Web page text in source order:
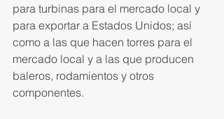
para turbinas para el mercado local y
para exportar a Estados Unidos; así
como a las que hacen torres para el
mercado local y a las que producen
baleros, rodamientos y otros
componentes.